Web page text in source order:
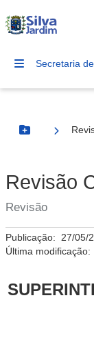
Secretaria
Botão Menu
Revisão
Revisão
Publicação: 27/05/
Última modificação: